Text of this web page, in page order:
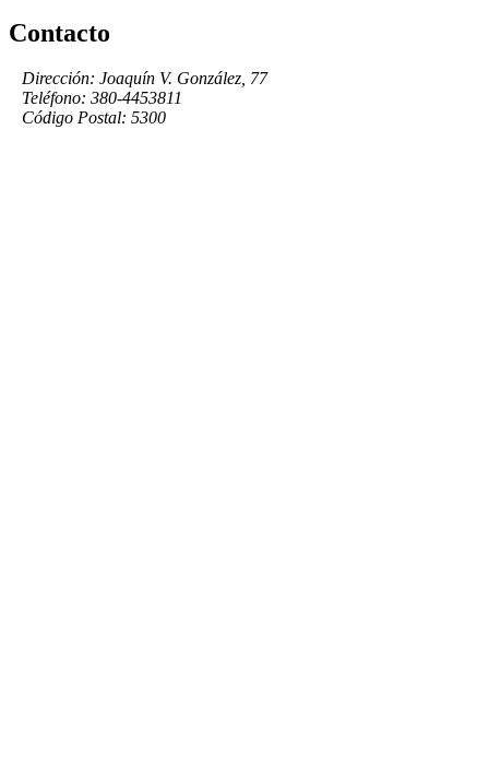
Contacto
Dirección: Joaquín V. González, 77
Teléfono: 380-4453811
Código Postal: 5300